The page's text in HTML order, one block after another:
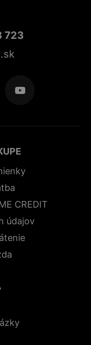
723
CREDIT
údajov